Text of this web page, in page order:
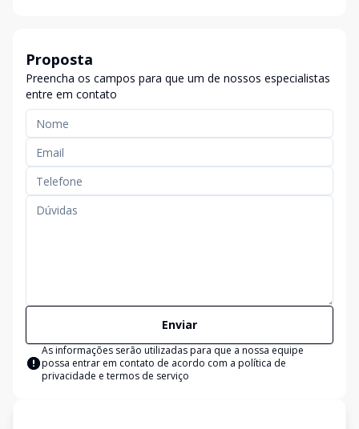
Proposta
Preencha os campos para que um de nossos especialistas
entre em contato
Enviar
As informações serão utilizadas para que a nossa equipe
possa entrar em contato de acordo com a política de
privacidade e termos de serviço